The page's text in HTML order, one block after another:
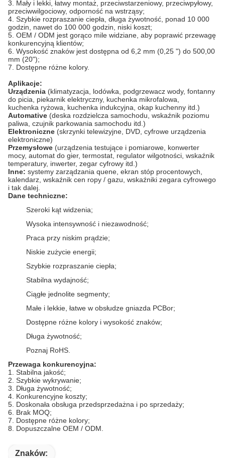
3. Mały i lekki, łatwy montaż, przeciwstarzeniowy, przeciwpyłowy,
przeciwwilgociowy, odporność na wstrząsy;
4. Szybkie rozpraszanie ciepła, długa żywotność, ponad 10 000
godzin, nawet do 100 000 godzin, niski koszt;
5. OEM / ODM jest gorąco mile widziane, aby poprawić przewagę
konkurencyjną klientów;
6. Wysokość znaków jest dostępna od 6,2 mm (0,25 ") do 500,00
mm (20");
7. Dostępne różne kolory.
Aplikacje:
Urządzenia (klimatyzacja, lodówka, podgrzewacz wody, fontanny
do picia,
piekarnik elektryczny, kuchenka mikrofalowa,
kuchenka ryżowa, kuchenka indukcyjna, okap kuchenny itd.)
Automative (deska rozdzielcza samochodu, wskaźnik poziomu
paliwa, czujnik parkowania samochodu itd.)
Elektroniczne (skrzynki telewizyjne, DVD, cyfrowe urządzenia
elektroniczne)
Przemysłowe (urządzenia testujące i pomiarowe, konwerter
mocy, automat do gier, termostat, regulator wilgotności, wskaźnik
temperatury, inwerter, zegar cyfrowy itd.)
Inne: systemy zarządzania quene, ekran stóp procentowych,
kalendarz, wskaźnik cen ropy / gazu, wskaźniki zegara cyfrowego
i tak dalej.
Dane techniczne:
Szeroki kąt widzenia;
Wysoka intensywność i niezawodność;
Praca przy niskim prądzie;
Niskie zużycie energii;
Szybkie rozpraszanie ciepła;
Stabilna wydajność;
Ciągłe jednolite segmenty;
Małe i lekkie, łatwe w obsłudze gniazda PCBor;
Dostępne różne kolory i wysokość znaków;
Długa żywotność;
Poznaj RoHS.
Przewaga konkurencyjna:
1. Stabilna jakość;
2. Szybkie wykrywanie;
3. Długa żywotność;
4. Konkurencyjne koszty;
5. Doskonała obsługa przedsprzedażna i po sprzedaży;
6. Brak MOQ;
7. Dostępne różne kolory;
8. Dopuszczalne OEM / ODM.
Znaków: